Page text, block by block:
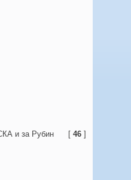
и за Рубин [ 46]